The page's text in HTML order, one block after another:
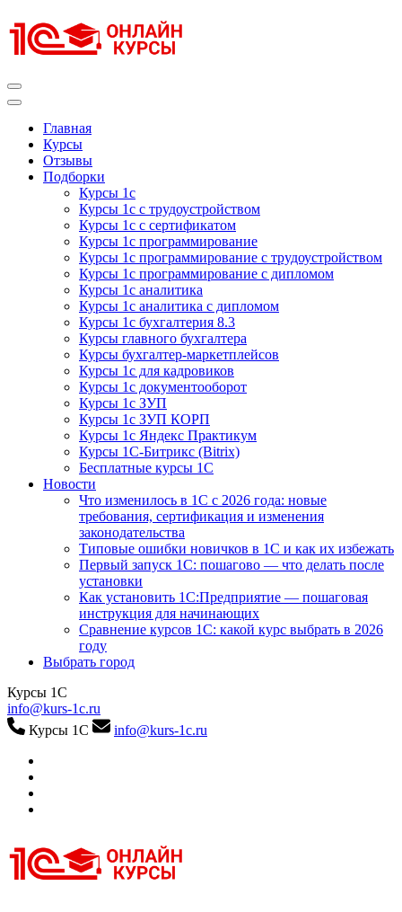
к
содержимому
Главная
Курсы
Отзывы
Подборки
Курсы 1с
Курсы 1с с трудоустройством
Курсы 1с с сертификатом
Курсы 1с программирование
Курсы 1с программирование с трудоустройством
Курсы 1с программирование с дипломом
Курсы 1с аналитика
Курсы 1с аналитика с дипломом
Курсы 1с бухгалтерия 8.3
Курсы главного бухгалтера
Курсы бухгалтер-маркетплейсов
Курсы 1с для кадровиков
Курсы 1с документооборот
Курсы 1с ЗУП
Курсы 1с ЗУП КОРП
Курсы 1с Яндекс Практикум
Курсы 1С-Битрикс (Bitrix)
Бесплатные курсы 1С
Новости
Что изменилось в 1С с 2026 года: новые
требования, сертификация и изменения
законодательства
Типовые ошибки новичков в 1С и как их избежать
Первый запуск 1С: пошагово — что делать после
установки
Как установить 1С:Предприятие — пошаговая
инструкция для начинающих
Сравнение курсов 1С: какой курс выбрать в 2026
году
Выбрать город
Курсы 1С
info@kurs-1c.ru
Курсы 1С
info@kurs-1c.ru